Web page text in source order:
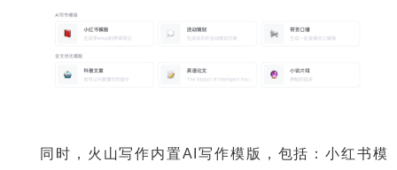
同时，火山写作内置AI写作模版，包括：小红书模